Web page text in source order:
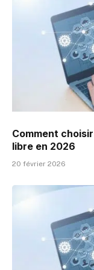
Comment
libre en 2026
20 février 2026